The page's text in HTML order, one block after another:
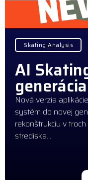
Skating Analysis
AI
generácia
Nová verzia
systém do novej
rekonštrukciu v
strediska…